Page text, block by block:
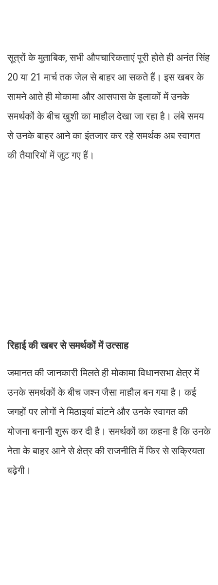
सूत्रों के मुताबिक, सभी औपचारिकताएं पूरी होते ही अनंत सिंह
20 या 21 मार्च तक जेल से बाहर आ सकते हैं। इस खबर के
सामने आते ही मोकामा और आसपास के इलाकों में उनके
समर्थकों के बीच खुशी का माहौल देखा जा रहा है। लंबे समय
से उनके बाहर आने का इंतजार कर रहे समर्थक अब स्वागत
की तैयारियों में जुट गए हैं।
रिहाई की खबर से समर्थकों में उत्साह
जमानत की जानकारी मिलते ही मोकामा विधानसभा क्षेत्र में
उनके समर्थकों के बीच जश्न जैसा माहौल बन गया है। कई
जगहों पर लोगों ने मिठाइयां बांटने और उनके स्वागत की
योजना बनानी शुरू कर दी है। समर्थकों का कहना है कि उनके
नेता के बाहर आने से क्षेत्र की राजनीति में फिर से सक्रियता
बढ़ेगी।